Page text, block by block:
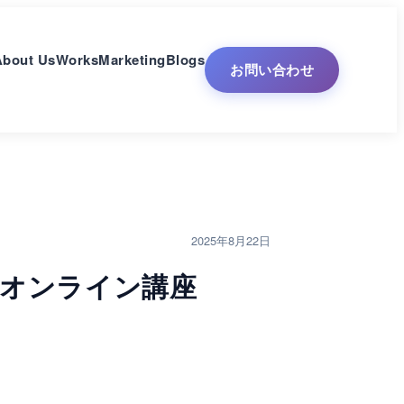
UsWorksMarketingBlogs お問い合わせ
2025年8月22日
ンライン講座